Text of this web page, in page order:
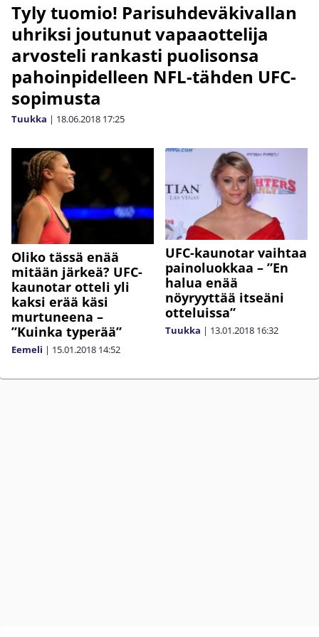
Tyly tuomio! Parisuhdeväkivallan
uhriksi joutunut vapaaottelija
arvosteli rankasti puolisonsa
pahoinpidelleen NFL-tähden UFC-
sopimusta
Tuukka | 18.06.2018 17:25
Oliko tässä enää
mitään järkeä? UFC-
kaunotar otteli yli
kaksi erää käsi
murtuneena –
”Kuinka typerää”
Eemeli | 15.01.2018 14:52
UFC-kaunotar vaihtaa
painoluokkaa – ”En
halua enää
nöyryyttää itseäni
otteluissa”
Tuukka | 13.01.2018 16:32